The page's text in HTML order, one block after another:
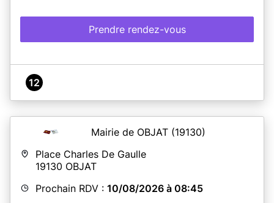
Prendre rendez-vous
12
Mairie de OBJAT (19130)
Place Charles De Gaulle
19130 OBJAT
Prochain RDV : 10/08/2026 à 08:45